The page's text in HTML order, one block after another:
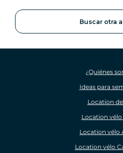
Buscar otra
¿Quiénes
Ideas para
Location
Location vélo
Location vélo
Location vélo